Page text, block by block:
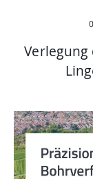
Löchgau
Start